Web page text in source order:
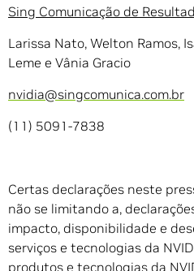
Sing Comunicação de
Larissa Nato, Welton Ramos,
Leme e Vânia Gracio
nvidia@singcomunica.com.br
(11) 5091-7838
Certas declarações neste
não se limitando a,
impacto, disponibilidade e
serviços e tecnologias da
produtos e tecnologias da